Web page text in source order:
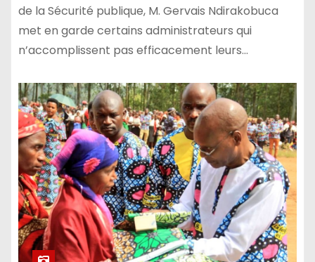
de la Sécurité publique, M. Gervais Ndirakobuca
met en garde certains administrateurs qui
n’accomplissent pas efficacement leurs…